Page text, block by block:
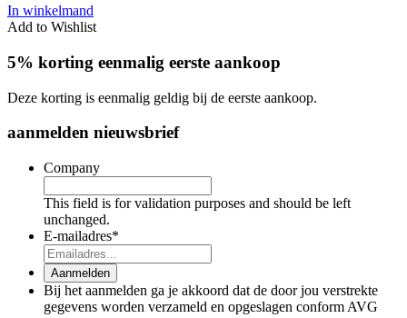
In winkelmand
Add to Wishlist
5% korting eenmalig eerste aankoop
Deze korting is eenmalig geldig bij de eerste aankoop.
aanmelden nieuwsbrief
Company
This field is for validation purposes and should be left
unchanged.
E-mailadres*
Aanmelden
Bij het aanmelden ga je akkoord dat de door jou verstrekte
gegevens worden verzameld en opgeslagen conform AVG